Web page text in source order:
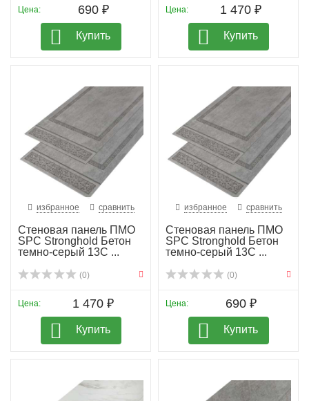
Цена: 690 ₽
Купить
Цена: 1 470 ₽
Купить
избранное сравнить
Стеновая панель ПМО
SPC Stronghold Бетон
темно-серый 13С ...
(0)
Цена: 1 470 ₽
Купить
избранное сравнить
Стеновая панель ПМО
SPC Stronghold Бетон
темно-серый 13С ...
(0)
Цена: 690 ₽
Купить